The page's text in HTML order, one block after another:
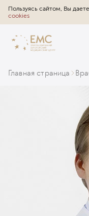
Пользуясь сайтом, Вы даете
cookies
Главная страница